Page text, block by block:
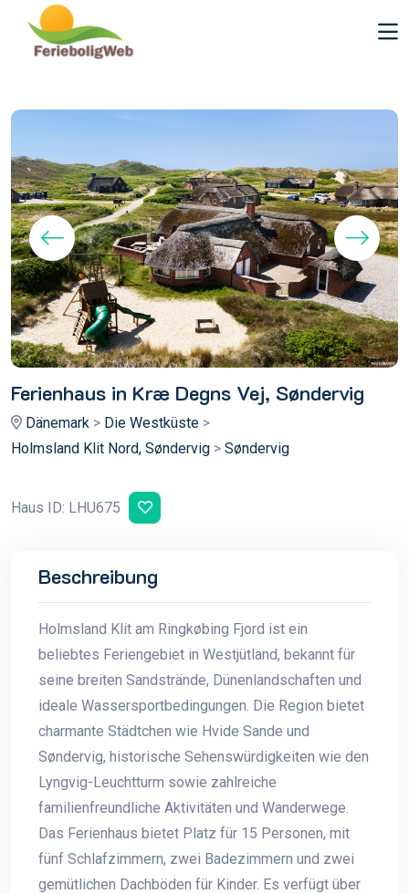
Ferienhaus in Kræ Degns Vej, Søndervig
Dänemark > Die Westküste >
Holmsland Klit Nord, Søndervig > Søndervig
Haus ID: LHU675
Beschreibung
Holmsland Klit am Ringkøbing Fjord ist ein
beliebtes Feriengebiet in Westjütland, bekannt für
seine breiten Sandstrände, Dünenlandschaften und
ideale Wassersportbedingungen. Die Region bietet
charmante Städtchen wie Hvide Sande und
Søndervig, historische Sehenswürdigkeiten wie den
Lyngvig-Leuchtturm sowie zahlreiche
familienfreundliche Aktivitäten und Wanderwege.
Das Ferienhaus bietet Platz für 15 Personen, mit
fünf Schlafzimmern, zwei Badezimmern und zwei
gemütlichen Dachböden für Kinder. Es verfügt über